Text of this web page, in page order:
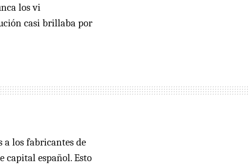
los vi
casi brillaba por
a los fabricantes de
capital español. Esto